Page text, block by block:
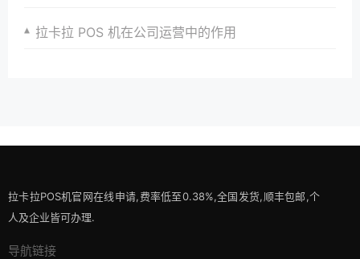
拉卡拉 POS 机在公司运营中的作用
拉卡拉POS机官网在线申请,费率低至0.38%,全国发货,顺丰包邮,个
人及企业皆可办理.
导航链接